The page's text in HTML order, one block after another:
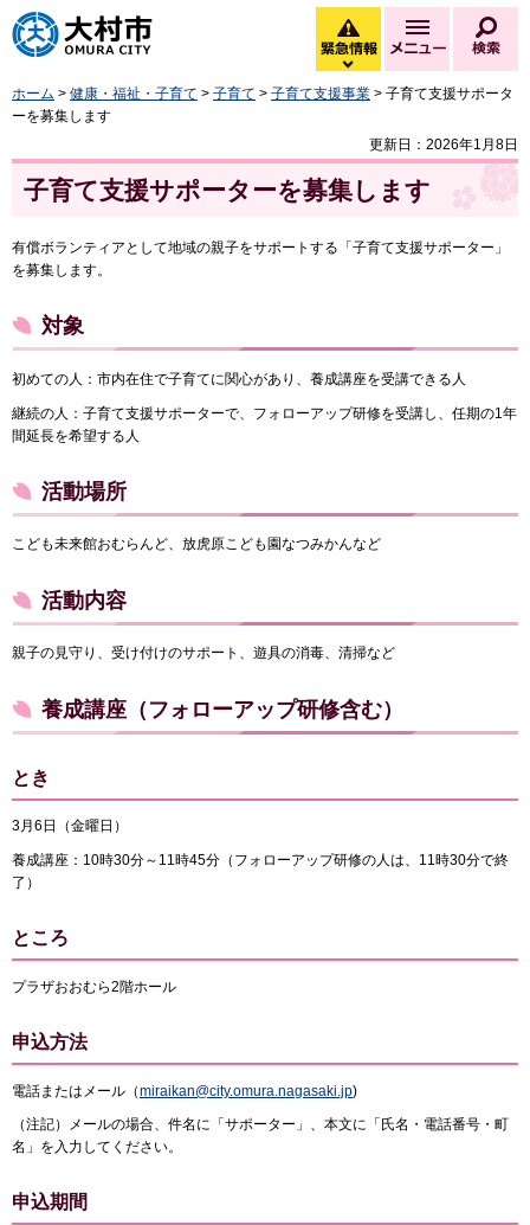
大村市
緊急情報
緊急情報を開く
メニュー
ホーム > 健康・福祉・子育て > 子育て > 子育て支援事業 > 子育て支援サポータ
ーを募集します
更新日：2026年1月8日
子育て支援サポーターを募集します
有償ボランティアとして地域の親子をサポートする「子育て支援サポーター」
を募集します。
対象
初めての人：市内在住で子育てに関心があり、養成講座を受講できる人
継続の人：子育て支援サポーターで、フォローアップ研修を受講し、任期の1年
間延長を希望する人
活動場所
こども未来館おむらんど、放虎原こども園なつみかんなど
活動内容
親子の見守り、受け付けのサポート、遊具の消毒、清掃など
養成講座（フォローアップ研修含む）
とき
3月6日（金曜日）
養成講座：10時30分～11時45分（フォローアップ研修の人は、11時30分で終
了）
ところ
プラザおおむら2階ホール
申込方法
電話またはメール（miraikan@city.omura.nagasaki.jp)
（注記）メールの場合、件名に「サポーター」、本文に「氏名・電話番号・町
名」を入力してください。
申込期間